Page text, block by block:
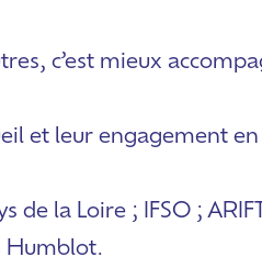
c’est mieux
et leur engagement
de la Loire ; IFSO ;
Humblot.